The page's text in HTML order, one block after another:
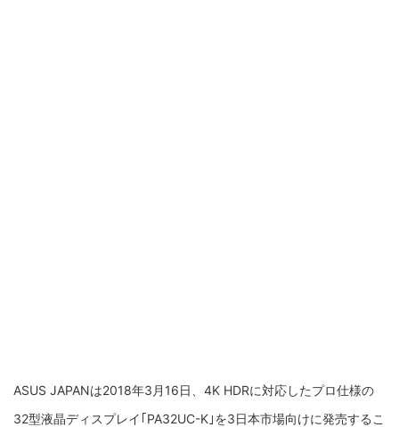
ASUS JAPANは2018年3月16日、4K HDRに対応したプロ仕様の
32型液晶ディスプレイ｢PA32UC-K｣を3日本市場向けに発売するこ